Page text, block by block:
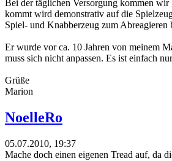
Bei der täglichen Versorgung kommen
kommt wird demonstrativ auf die
Spiel- und Knabberzeug zum
Er wurde vor ca. 10 Jahren von meinem
muss sich nicht anpassen. Es ist einfach
Grüße
Marion
NoelleRo
05.07.2010, 19:37
Mache doch einen eigenen Tread auf, da